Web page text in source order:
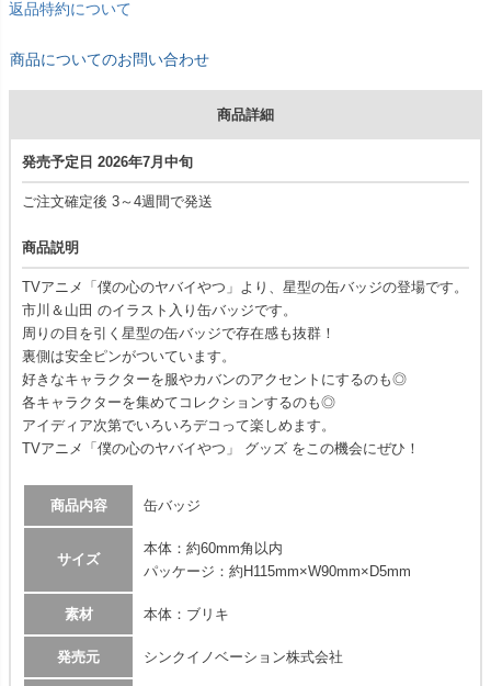
返品特約について
商品についてのお問い合わせ
商品詳細
発売予定日 2026年7月中旬
ご注文確定後 3～4週間で発送
商品説明
TVアニメ「僕の心のヤバイやつ」より、星型の缶バッジの登場です。
市川＆山田 のイラスト入り缶バッジです。
周りの目を引く星型の缶バッジで存在感も抜群！
裏側は安全ピンがついています。
好きなキャラクターを服やカバンのアクセントにするのも◎
各キャラクターを集めてコレクションするのも◎
アイディア次第でいろいろデコって楽しめます。
TVアニメ「僕の心のヤバイやつ」 グッズ をこの機会にぜひ！
商品内容 缶バッジ
サイズ
本体：約60mm角以内
パッケージ：約H115mm×W90mm×D5mm
素材 本体：ブリキ
発売元 シンクイノベーション株式会社